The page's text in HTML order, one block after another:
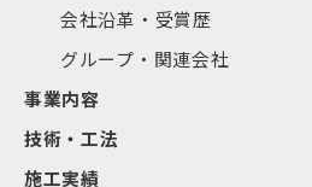
会社沿革・受賞歴
グループ・関連会社
事業内容
技術・工法
施工実績